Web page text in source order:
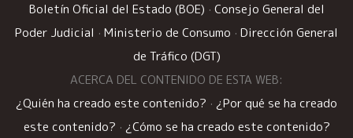
Boletín Oficial del Estado (BOE) · Consejo General del
Poder Judicial · Ministerio de Consumo · Dirección General
de Tráfico (DGT)
ACERCA DEL CONTENIDO DE ESTA WEB:
¿Quién ha creado este contenido? · ¿Por qué se ha creado
este contenido? · ¿Cómo se ha creado este contenido?